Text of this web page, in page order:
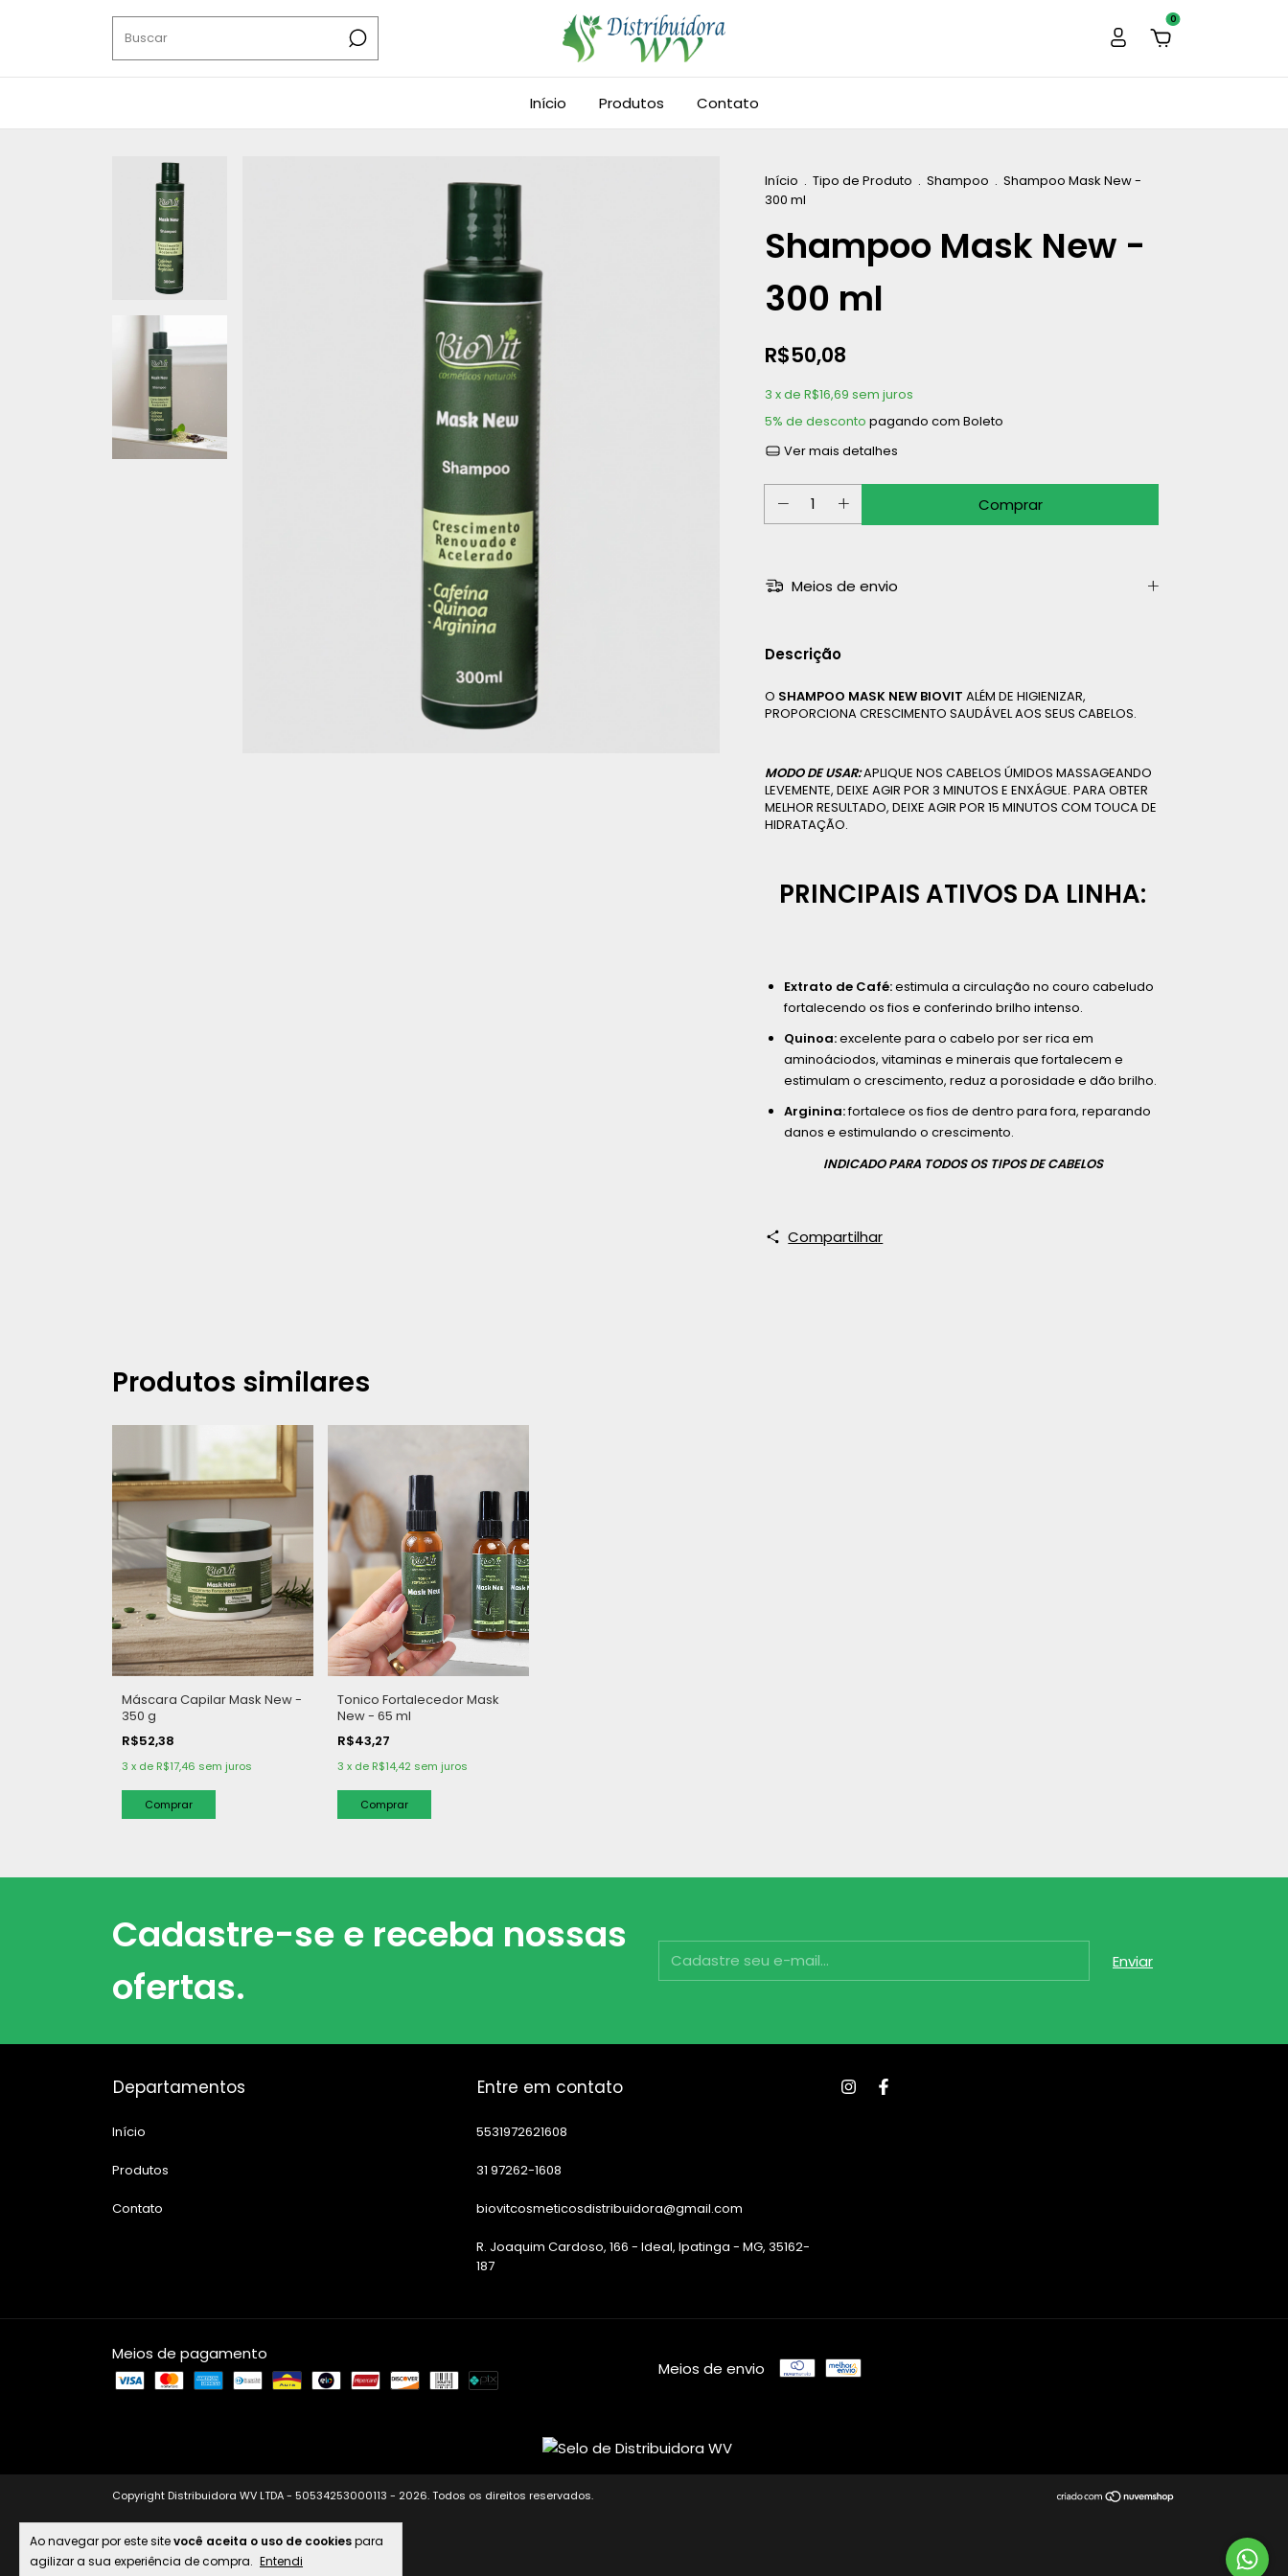
0
Início Produtos Contato
Ao navegar por este sitevocê aceita o uso de cookiespara
agilizar a sua experiência de compra. Entendi
Início . Tipo de Produto . Shampoo . Shampoo Mask New -
300 ml
Shampoo Mask New -
300 ml
R$50,08
3 x de R$16,69 sem juros
5% de desconto pagando com Boleto
Ver mais detalhes
Meios de envio
Descrição
O SHAMPOO MASK NEW BIOVIT ALÉM DE HIGIENIZAR,
PROPORCIONA CRESCIMENTO SAUDÁVEL AOS SEUS CABELOS.
MODO DE USAR:APLIQUE NOS CABELOS ÚMIDOS MASSAGEANDO
LEVEMENTE, DEIXE AGIR POR 3 MINUTOS E ENXÁGUE. PARA OBTER
MELHOR RESULTADO, DEIXE AGIR POR 15 MINUTOS COM TOUCA DE
HIDRATAÇÃO.
PRINCIPAIS ATIVOS DA LINHA:
Extrato de Café:estimula a circulação no couro cabeludo
fortalecendo os fios e conferindo brilho intenso.
Quinoa:excelente para o cabelo por ser rica em
aminoáciodos, vitaminas e minerais que fortalecem e
estimulam o crescimento, reduz a porosidade e dão brilho.
Arginina:fortalece os fios de dentro para fora, reparando
danos e estimulando o crescimento.
INDICADO PARA TODOS OS TIPOS DE CABELOS
Compartilhar
Produtos similares
Máscara Capilar Mask New -
350 g
R$52,38
3 x de R$17,46 sem juros
Tonico Fortalecedor Mask
New - 65 ml
R$43,27
3 x de R$14,42 sem juros
Cadastre-se e receba nossas
ofertas.
Departamentos
Início
Produtos
Contato
Entre em contato
5531972621608
31 97262-1608
biovitcosmeticosdistribuidora@gmail.com
R. Joaquim Cardoso, 166 - Ideal, Ipatinga - MG, 35162-
187
Meios de pagamento
Meios de envio
Copyright Distribuidora WV LTDA - 50534253000113 - 2026. Todos os direitos reservados.